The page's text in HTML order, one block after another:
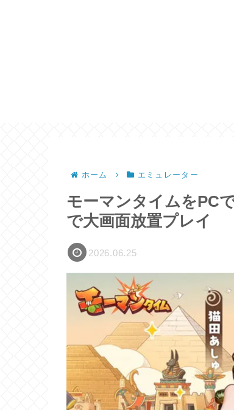
ホーム エミュレーター
モーマンタイムをPC
で大画面放置プレイ
2026.06.25